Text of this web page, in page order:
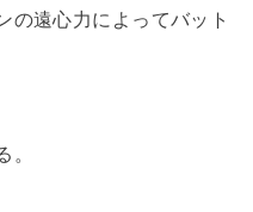
の遠心力によってバット
。